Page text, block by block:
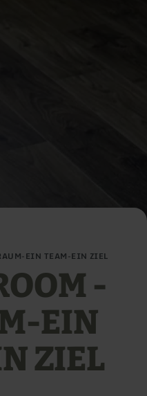
EIN TEAM-EIN ZIEL
-
EIN
ZIEL